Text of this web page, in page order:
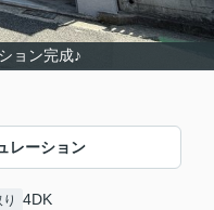
ョン完成♪
レーション
4DK